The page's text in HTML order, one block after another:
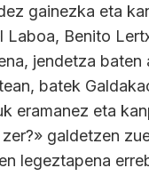
gainezka eta
Benito
jendetza
batek
eramanez eta
galdetzen
legeztapena